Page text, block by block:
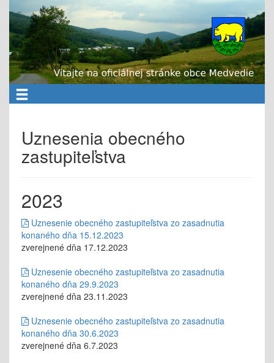
Uznesenia obecného
zastupiteľstva
2023
Uznesenie obecného zastupiteľstva zo zasadnutia
konaného dňa 15.12.2023
zverejnené dňa 17.12.2023
Uznesenie obecného zastupiteľstva zo zasadnutia
konaného dňa 29.9.2023
zverejnené dňa 23.11.2023
Uznesenie obecného zastupiteľstva zo zasadnutia
konaného dňa 30.6.2023
zverejnené dňa 6.7.2023